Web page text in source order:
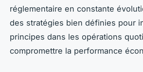
réglementaire en constante
des stratégies bien définies pour
principes dans les opérations
compromettre la performance